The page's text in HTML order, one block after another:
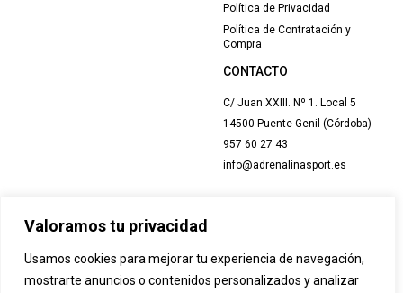
Valoramos tu privacidad
Usamos cookies para mejorar tu experiencia de navegación,
mostrarte anuncios o contenidos personalizados y analizar
Política de Privacidad
Política de Contratación y
Compra
CONTACTO
C/ Juan XXIII. Nº 1. Local 5
14500 Puente Genil (Córdoba)
957 60 27 43
info@adrenalinasport.es